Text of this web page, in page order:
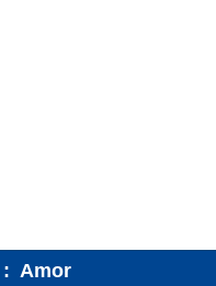
: Amor